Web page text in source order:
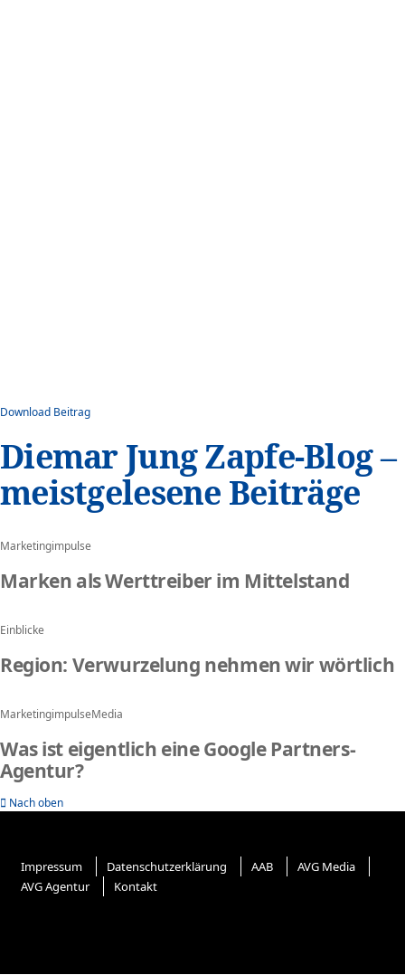
Download Beitrag
Diemar Jung Zapfe-Blog –
meistgelesene Beiträge
Marketingimpulse
Marken als Werttreiber im Mittelstand
Einblicke
Region: Verwurzelung nehmen wir wörtlich
MarketingimpulseMedia
Was ist eigentlich eine Google Partners-
Agentur?
Nach oben
Impressum Datenschutzerklärung AAB
AVG Media
AVG Agentur
Kontakt